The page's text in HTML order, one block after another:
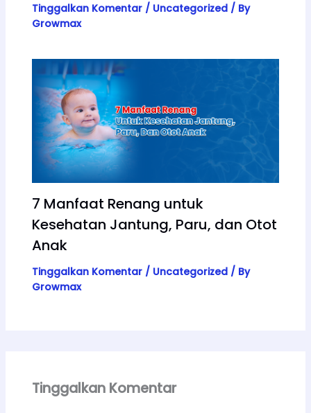
Tinggalkan Komentar / Uncategorized/ By
Growmax
7 Manfaat Renang untuk
Kesehatan Jantung, Paru, dan Otot
Anak
Tinggalkan Komentar / Uncategorized/ By
Growmax
Tinggalkan Komentar